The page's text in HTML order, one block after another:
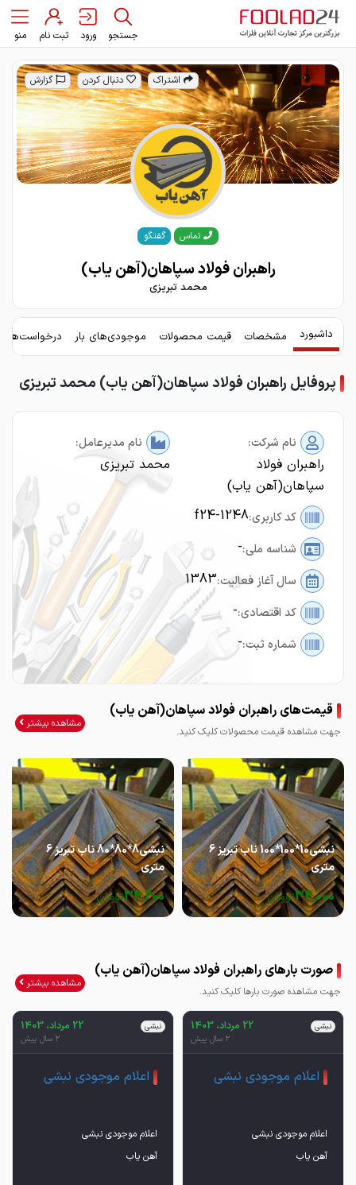
جستجو ورود ثبت نام منو
اشتراک دنبال کردن گزارش
تماس گفتگو
راهبران فولاد سپاهان(آهن یاب)
محمد تبریزی
داشبورد مشخصات قیمت محصولات موجودی‌های بار
پروفایل راهبران فولاد سپاهان(آهن یاب) محمد تبریزی
نام شرکت:
راهبران فولاد
سپاهان(آهن یاب)
نام مدیرعامل:
محمد تبریزی
کد کاربری:f24-1248
شناسه ملی:-
سال آغاز فعالیت:1383
کد اقتصادی:-
شماره ثبت:-
قیمت‌های راهبران فولاد سپاهان(آهن یاب)
جهت مشاهده قیمت محصولات کلیک کنید.
مشاهده بیشتر
نبشی10*100*100 ناب تبریز 6
متری
34,000تومان
نبشی8*80*80 ناب تبریز 6
متری
34,200تومان
صورت بارهای راهبران فولاد سپاهان(آهن یاب)
جهت مشاهده صورت بارها کلیک کنید.
مشاهده بیشتر
نبشی 22 مرداد، 1403
2 سال پیش
اعلام موجودی نبشی
آهن یاب
نبشی 22 مرداد، 1403
2 سال پیش
اعلام موجودی نبشی
آهن یاب